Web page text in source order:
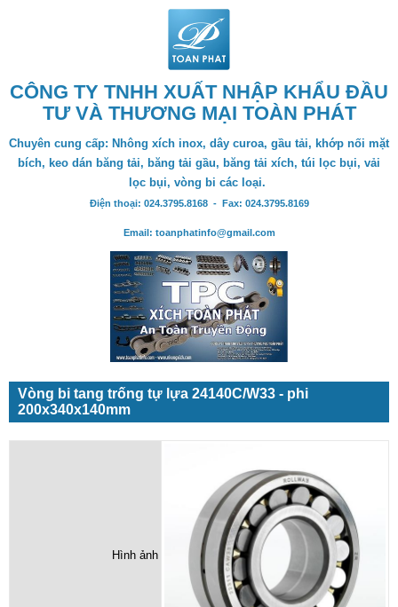
CÔNG TY TNHH XUẤT NHẬP KHẨU ĐẦU
TƯ VÀ THƯƠNG MẠI TOÀN PHÁT
Chuyên cung cấp: Nhông xích inox, dây curoa, gầu tải, khớp nối mặt
bích, keo dán băng tải, băng tải gầu, băng tải xích, túi lọc bụi, vải
lọc bụi, vòng bi các loại.
Điện thoại: 024.3795.8168 - Fax: 024.3795.8169
Email: toanphatinfo@gmail.com
Vòng bi tang trống tự lựa 24140C/W33 - phi
200x340x140mm
Hình ảnh